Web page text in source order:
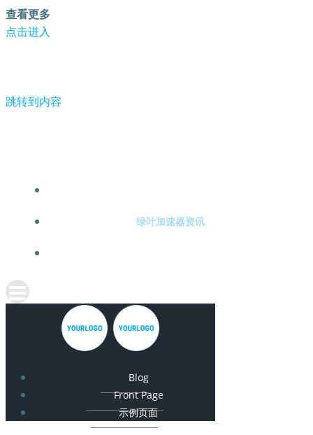
查看更多
点击进入
跳转到内容
绿叶加速器资讯
Blog
Front Page
示例页面